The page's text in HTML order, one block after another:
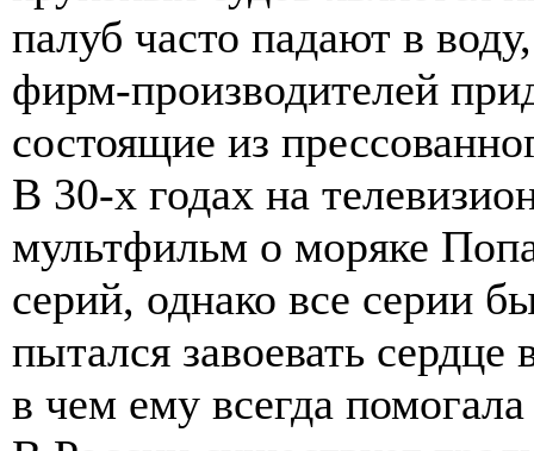
палуб часто падают в
фирм-производителей
состоящие из
В 30-х годах на
мультфильм о моряке
серий, однако все серии
пытался завоевать
в чем ему всегда